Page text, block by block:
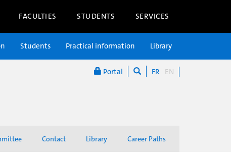
FACULTIES STUDENTS SERVICES
Portal FR EN
Students Practical information Library
Contact Library Career Paths